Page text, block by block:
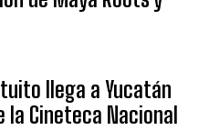
llega a Yucatán
Cineteca Nacional